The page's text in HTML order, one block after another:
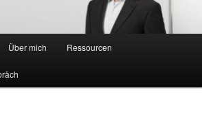
Über mich Ressourcen